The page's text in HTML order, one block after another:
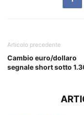
Articolo precedente
Cambio euro/dollaro
segnale short sotto